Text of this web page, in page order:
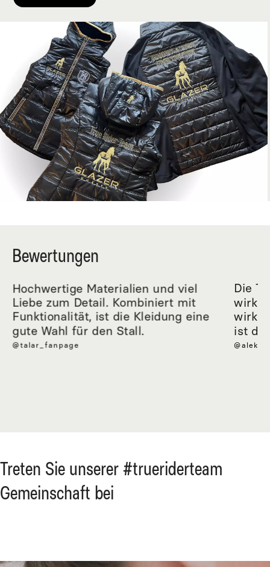
Bewertungen
Hochwertige Materialien und viel
Liebe zum Detail. Kombiniert mit
Funktionalität, ist die Kleidung eine
gute Wahl für den Stall.
@talar_fanpage
Die
ist
Treten Sie unserer #trueriderteam
Gemeinschaft bei